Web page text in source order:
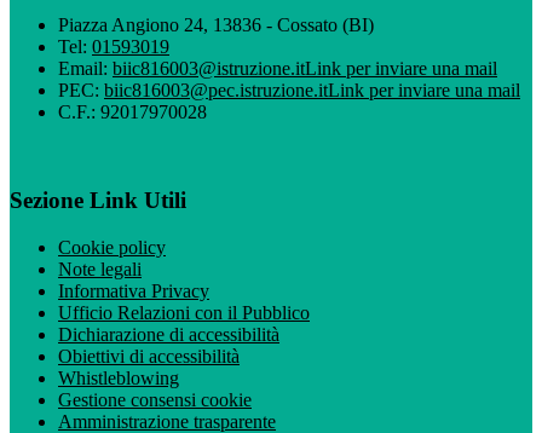
Piazza Angiono 24, 13836 - Cossato (BI)
Tel: 01593019
Email: biic816003@istruzione.itLink per inviare una mail
PEC: biic816003@pec.istruzione.itLink per inviare una mail
C.F.: 92017970028
Sezione Link Utili
Cookie policy
Note legali
Informativa Privacy
Ufficio Relazioni con il Pubblico
Dichiarazione di accessibilità
Obiettivi di accessibilità
Whistleblowing
Gestione consensi cookie
Amministrazione trasparente